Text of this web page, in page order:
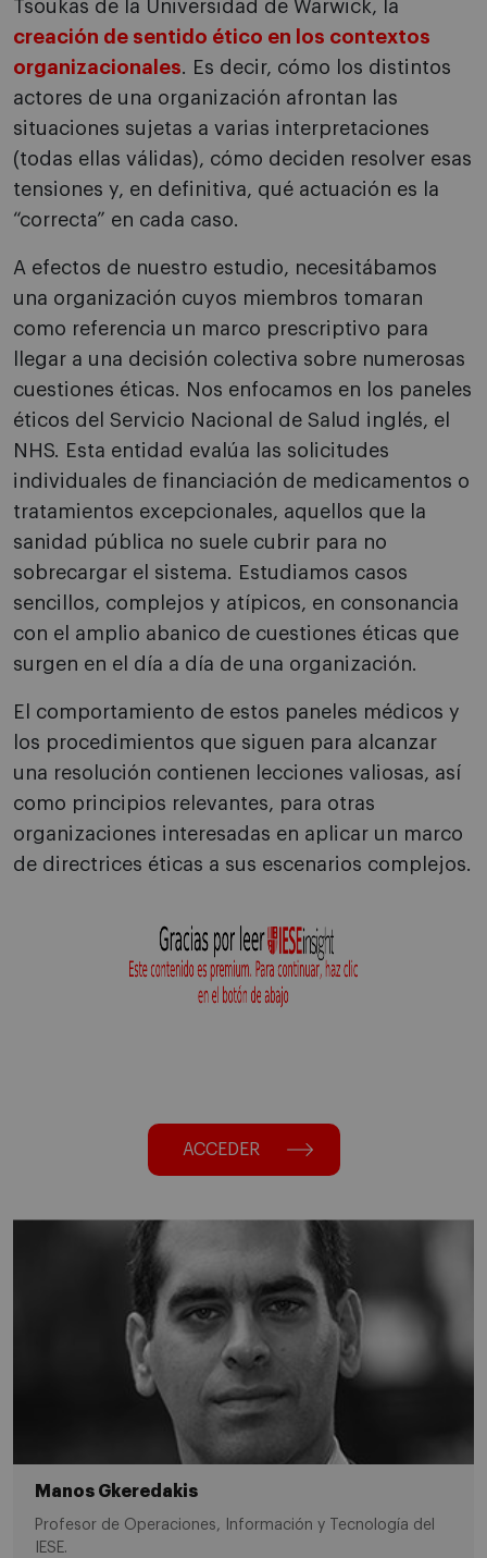
Tsoukas de la Universidad de Warwick, la
creación de sentido ético en los contextos
organizaciona­les. Es decir, cómo los distintos
actores de una organización afrontan las
situaciones sujetas a varias interpretaciones
(todas ellas válidas), cómo deciden resolver esas
tensiones y, en definitiva, qué actuación es la
“correcta” en cada caso.
A efectos de nuestro estudio, necesitábamos
una organización cuyos miembros tomaran
como re­ferencia un marco prescriptivo para
llegar a una decisión colectiva sobre numerosas
cuestiones éticas. Nos enfocamos en los paneles
éticos del Servicio Nacional de Salud inglés, el
NHS. Esta en­tidad evalúa las solicitudes
individuales de finan­ciación de medicamentos o
tratamientos excep­cionales, aquellos que la
sanidad pública no suele cubrir para no
sobrecargar el sistema. Estudiamos casos
sencillos, complejos y atípicos, en conso­nancia
con el amplio abanico de cuestiones éticas que
surgen en el día a día de una organización.
El comportamiento de estos paneles médicos y
los procedimientos que siguen para alcanzar
una resolución contienen lecciones valiosas, así
como principios relevantes, para otras
organizaciones interesadas en aplicar un marco
de directrices éti­cas a sus escenarios complejos.
ACCEDER
Manos Gkeredakis
Profesor de Operaciones, Información y Tecnología del
IESE.